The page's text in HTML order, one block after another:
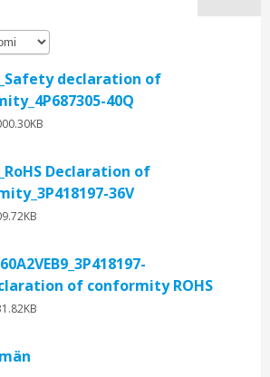
declaration of
40Q
Declaration of
36V
of conformity ROHS